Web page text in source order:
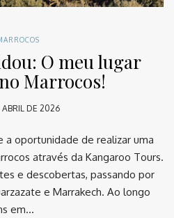
O meu lugar
Marrocos!
ABRIL DE 2026
a oportunidade de realizar uma
através da Kangaroo Tours.
e descobertas, passando por
e Marrakech. Ao longo
em…